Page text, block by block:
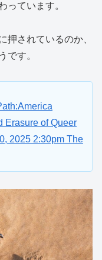
っています。
押されているのか、
です。
Erasure of Queer
2025 2:30pm The